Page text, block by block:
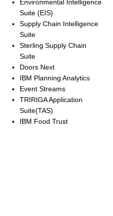
Environmental Intelligence
Suite (EIS)
Supply Chain Intelligence
Suite
Sterling Supply Chain
Suite
Doors Next
IBM Planning Analytics
Event Streams
TRIRIGA Application
Suite(TAS)
IBM Food Trust